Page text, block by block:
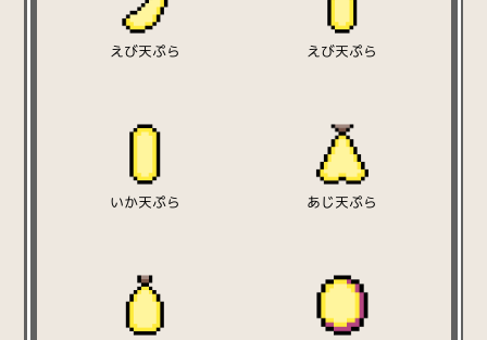
えび天ぷら えび天ぷら
いか天ぷら あじ天ぷら